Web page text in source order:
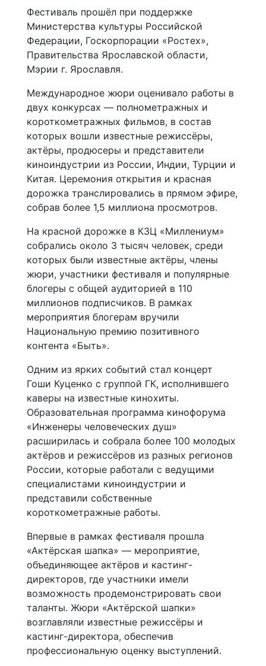
Фестиваль прошёл при поддержке
Министерства культуры Российской
Федерации, Госкорпорации «Ростех»,
Правительства Ярославской области,
Мэрии г. Ярославля.
Международное жюри оценивало работы в
двух конкурсах — полнометражных и
короткометражных фильмов, в состав
которых вошли известные режиссёры,
актёры, продюсеры и представители
киноиндустрии из России, Индии, Турции и
Китая. Церемония открытия и красная
дорожка транслировались в прямом эфире,
собрав более 1,5 миллиона просмотров.
На красной дорожке в КЗЦ «Миллениум»
собрались около 3 тысяч человек, среди
которых были известные актёры, члены
жюри, участники фестиваля и популярные
блогеры с общей аудиторией в 110
миллионов подписчиков. В рамках
мероприятия блогерам вручили
Национальную премию позитивного
контента «Быть».
Одним из ярких событий стал концерт
Гоши Куценко с группой ГК, исполнившего
каверы на известные кинохиты.
Образовательная программа кинофорума
«Инженеры человеческих душ»
расширилась и собрала более 100 молодых
актёров и режиссёров из разных регионов
России, которые работали с ведущими
специалистами киноиндустрии и
представили собственные
короткометражные работы.
Впервые в рамках фестиваля прошла
«Актёрская шапка» — мероприятие,
объединяющее актёров и кастинг-
директоров, где участники имели
возможность продемонстрировать свои
таланты. Жюри «Актёрской шапки»
возглавляли известные режиссёры и
кастинг-директора, обеспечив
профессиональную оценку выступлений.